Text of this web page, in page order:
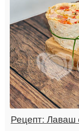
Рецепт: Лаваш